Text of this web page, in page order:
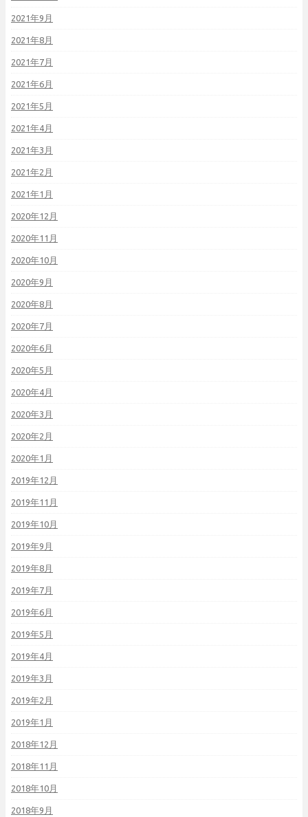
2021年9月
2021年8月
2021年7月
2021年6月
2021年5月
2021年4月
2021年3月
2021年2月
2021年1月
2020年12月
2020年11月
2020年10月
2020年9月
2020年8月
2020年7月
2020年6月
2020年5月
2020年4月
2020年3月
2020年2月
2020年1月
2019年12月
2019年11月
2019年10月
2019年9月
2019年8月
2019年7月
2019年6月
2019年5月
2019年4月
2019年3月
2019年2月
2019年1月
2018年12月
2018年11月
2018年10月
2018年9月